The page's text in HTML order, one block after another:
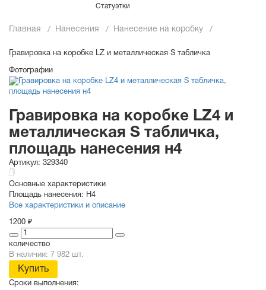
Статуэтки
Главная Нанесения Нанесение на коробку
Гравировка на коробке LZ и металлическая S табличка
Фотографии
Гравировка на коробке LZ4 и
металлическая S табличка,
площадь нанесения н4
Артикул: 329340
Основные характеристики
Площадь нанесения: Н4
Все характеристики и описание
1200 ₽
количество
В наличии: 7 982 шт.
Купить
Сроки выполнения: